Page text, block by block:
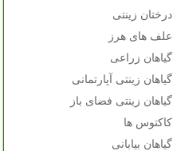
درختان زینتی
علف های هرز
گیاهان زراعی
گیاهان زینتی آپارتمانی
گیاهان زینتی فضای باز
کاکتوس ها
گیاهان بیابانی